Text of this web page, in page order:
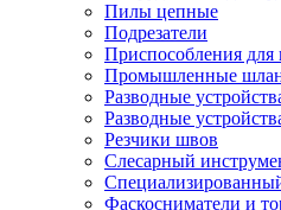
Пилы цепные
Подрезатели
Приспособления для
Промышленные
Разводные
Разводные
Резчики швов
Слесарный
Фаскосниматели и